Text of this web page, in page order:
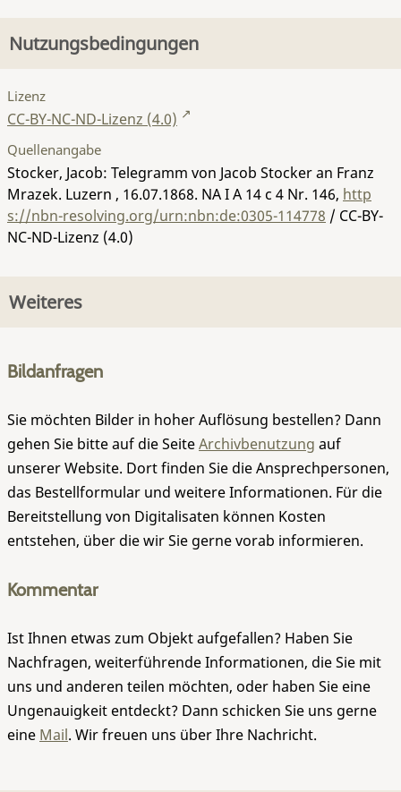
Nutzungsbedingungen
Lizenz
CC-BY-NC-ND-Lizenz (4.0)
Quellenangabe
Stocker, Jacob: Telegramm von Jacob Stocker an Franz
Mrazek. Luzern , 16.07.1868. NA I A 14 c 4 Nr. 146, http
s://nbn-resolving.org/urn:nbn:de:0305-114778 / CC-BY-
NC-ND-Lizenz (4.0)
Weiteres
Bildanfragen
Sie möchten Bilder in hoher Auflösung bestellen? Dann
gehen Sie bitte auf die SeiteArchivbenutzung auf
unserer Website. Dort finden Sie die Ansprechpersonen,
das Bestellformular und weitere Informationen. Für die
Bereitstellung von Digitalisaten können Kosten
entstehen, über die wir Sie gerne vorab informieren.
Kommentar
Ist Ihnen etwas zum Objekt aufgefallen? Haben Sie
Nachfragen, weiterführende Informationen, die Sie mit
uns und anderen teilen möchten, oder haben Sie eine
Ungenauigkeit entdeckt? Dann schicken Sie uns gerne
eine Mail. Wir freuen uns über Ihre Nachricht.